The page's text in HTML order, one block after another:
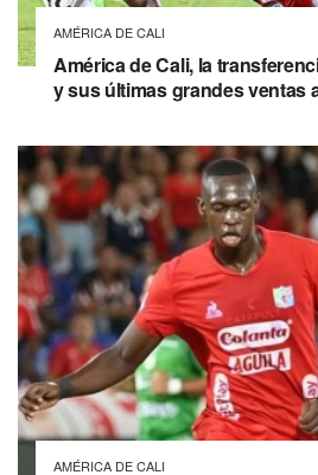
AMÉRICA DE CALI
América de Cali, la
y sus últimas grandes ventas
AMÉRICA DE CALI